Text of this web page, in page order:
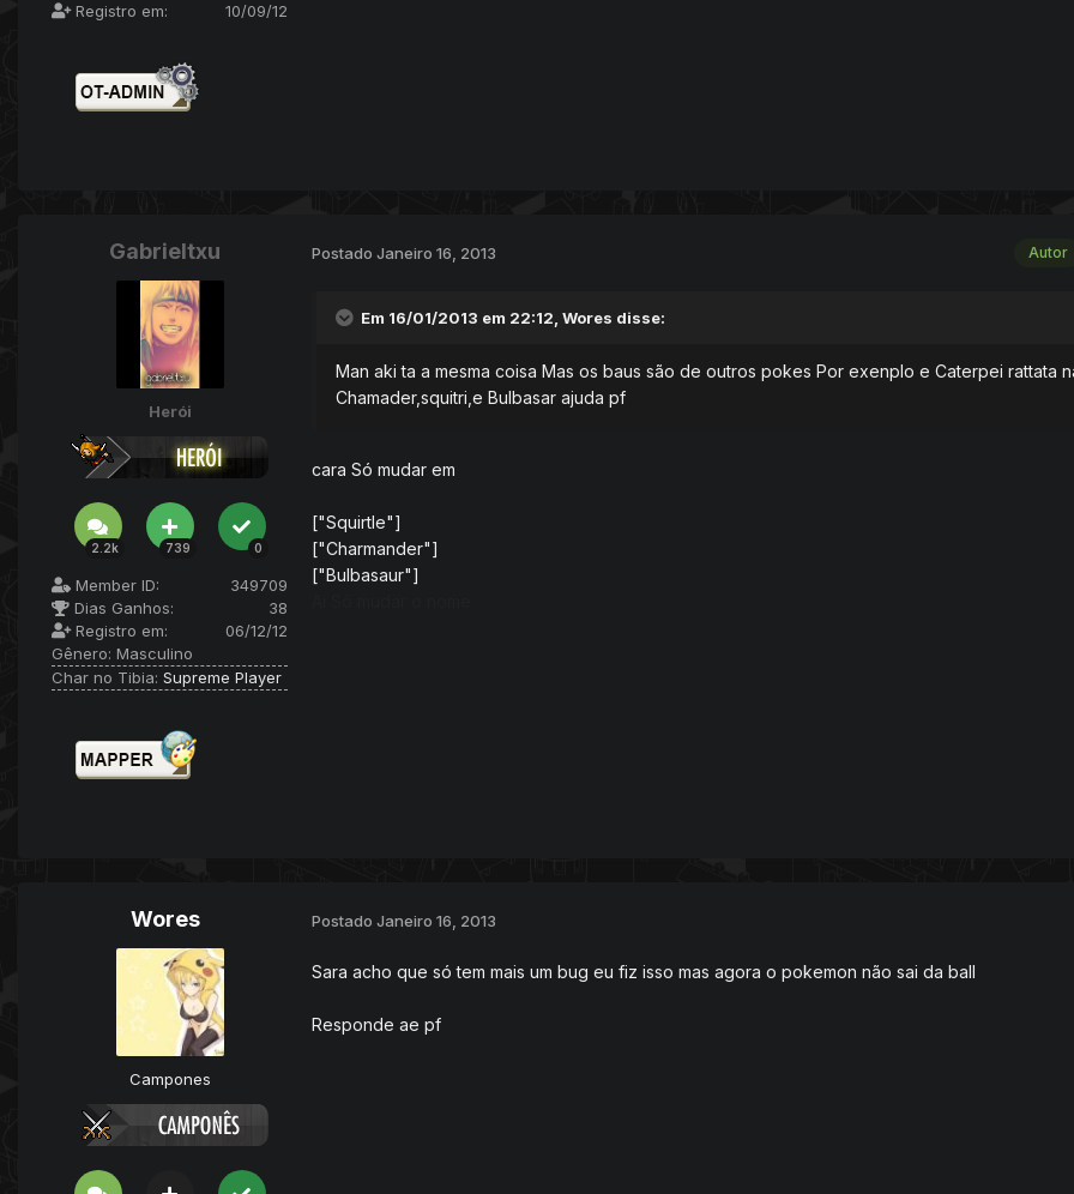
Registro em:
10/09/12
Gabrieltxu
Herói
2.2k 739 0
Member ID:
349709
Dias Ganhos:
38
Registro em:
06/12/12
Gênero: Masculino
Char no Tibia: Supreme Player
Autor
Postado Janeiro 16, 2013
Em 16/01/2013 em 22:12, Wores disse:
Man aki ta a mesma coisa Mas os baus são de outros pokes Por exenplo e Caterpei rattata
Chamader,squitri,e Bulbasar ajuda pf
cara Só mudar em
["Squirtle"]
["Charmander"]
["Bulbasaur"]
Wores
Campones
Postado Janeiro 16, 2013
Sara acho que só tem mais um bug eu fiz isso mas agora o pokemon não sai da ball
Responde ae pf